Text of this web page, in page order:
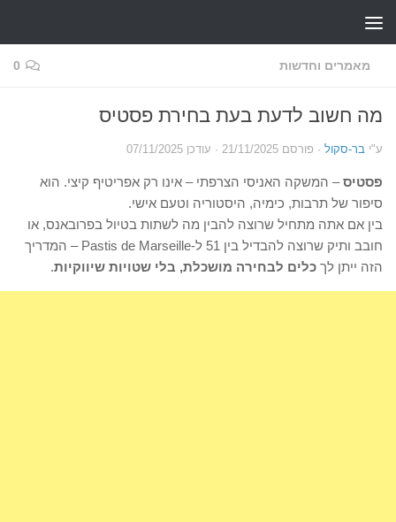
מאמרים וחדשות 0
מה חשוב לדעת בעת בחירת פסטיס
ע"י בר-סקול · פורסם 21/11/2025 · עודכן 07/11/2025
פסטיס– המשקה האניסי הצרפתי – אינו רק אפריטיף קיצי. הוא
סיפור של תרבות, כימיה, היסטוריה וטעם אישי.
בין אם אתה מתחיל שרוצה להבין מה לשתות בטיול בפרובאנס, או
חובב ותיק שרוצה להבדיל בין 51 ל-Pastis de Marseille – המדריך
הזה ייתן לך כלים לבחירה מושכלת, בלי שטויות שיווקיות.